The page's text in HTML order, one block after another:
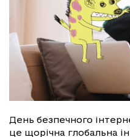
День безпечного
це щорічна глобальна